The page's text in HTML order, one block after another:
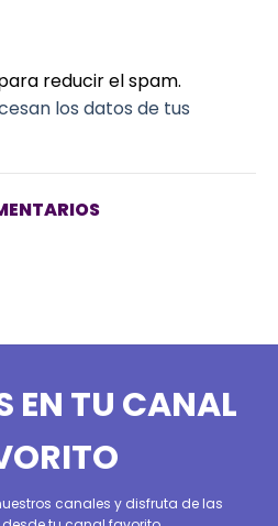
reducir el spam.
los datos de tus
EN TU CANAL
canales y disfruta de las